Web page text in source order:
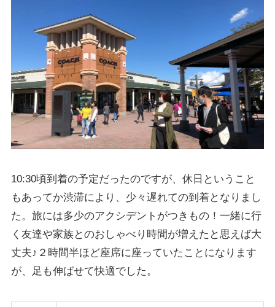
10:30頃到着の予定だったのですが、休日ということ
もあってか渋滞により、少々遅れての到着となりまし
た。旅には多少のアクシデントがつきもの！一緒に行
く友達や家族とのおしゃべり時間が増えたと思えば大
丈夫♪２時間半ほど座席に座っていたことになります
が、足も伸ばせて快適でした。